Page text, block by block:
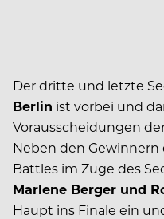
Der dritte und letzte
Berlin ist vorbei und
Vorausscheidungen
Neben den
Battles im Zuge des
Marlene Berger und
Haupt ins Finale ein